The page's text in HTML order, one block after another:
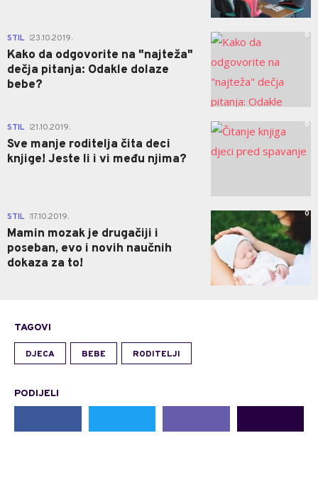
STIL 23.10.2019.
Kako da odgovorite na "najteža"
dečja pitanja: Odakle dolaze
bebe?
0
STIL 21.10.2019.
Sve manje roditelja čita deci
knjige! Jeste li i vi među njima?
0
STIL 17.10.2019.
Mamin mozak je drugačiji i
poseban, evo i novih naučnih
dokaza za to!
0
TAGOVI
DJECA BEBE RODITELJI
PODIJELI